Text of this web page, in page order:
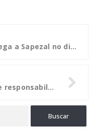
Consciência Cidadã chega a Sapezal no dia 5 de abril
Após visita de FPI empresa se responsabiliza por falta de água em Chapada dos Guimarães